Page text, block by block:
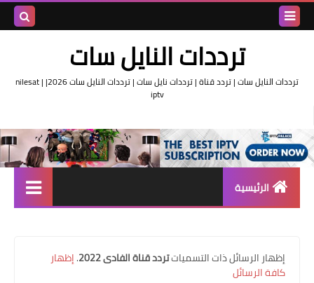
ترددات النايل سات
ترددات النايل سات | تردد قناة | ترددات نايل سات | ترددات النايل سات 2026| nilesat |
iptv
الرئيسية
اقوى ترددات النايل سات
‏إظهار الرسائل ذات التسمياتتردد قناة الفادى 2022 .إظهار
كافة الرسائل